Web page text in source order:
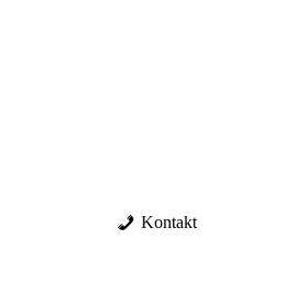
Kontakt